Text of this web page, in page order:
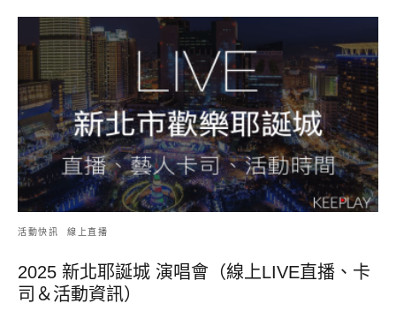
活動快訊 線上直播
2025 新北耶誕城 演唱會（線上LIVE直播、卡
司＆活動資訊）